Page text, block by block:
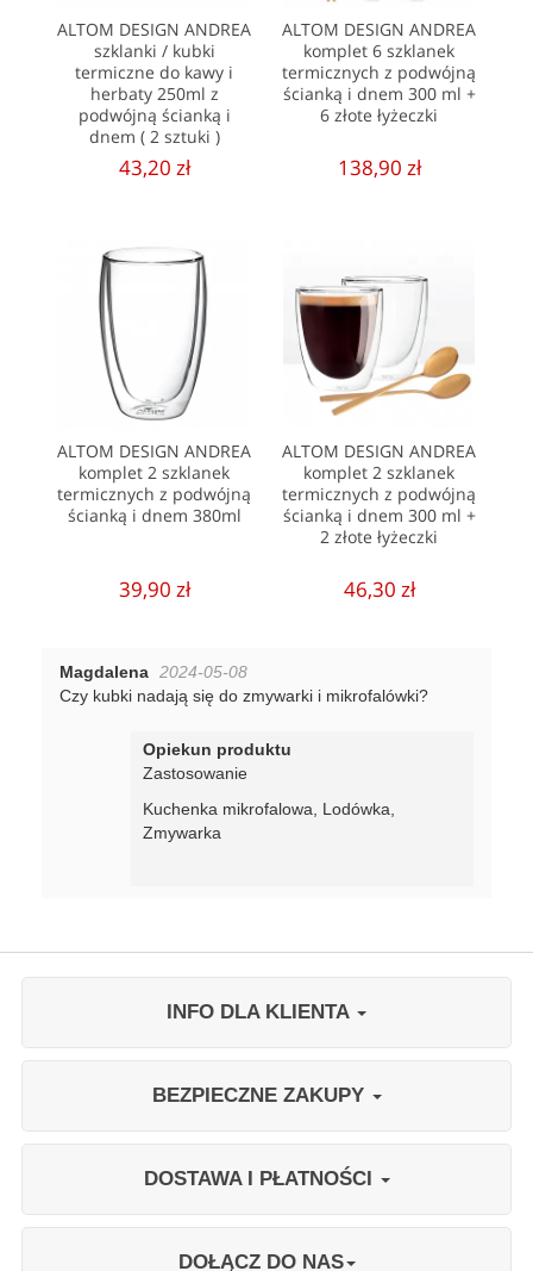
ALTOM DESIGN ANDREA
szklanki / kubki
termiczne do kawy i
herbaty 250ml z
podwójną ścianką i
dnem ( 2 sztuki )
43,20 zł
ALTOM DESIGN ANDREA
komplet 6 szklanek
termicznych z podwójną
ścianką i dnem 300 ml +
6 złote łyżeczki
138,90 zł
ALTOM DESIGN ANDREA
komplet 2 szklanek
termicznych z podwójną
ścianką i dnem 380ml
39,90 zł
ALTOM DESIGN ANDREA
komplet 2 szklanek
termicznych z podwójną
ścianką i dnem 300 ml +
2 złote łyżeczki
46,30 zł
Magdalena 2024-05-08
Czy kubki nadają się do zmywarki i mikrofalówki?
Opiekun produktu
Zastosowanie
Kuchenka mikrofalowa, Lodówka,
Zmywarka
INFO DLA KLIENTA
BEZPIECZNE ZAKUPY
DOSTAWA I PŁATNOŚCI
DOŁĄCZ DO NAS